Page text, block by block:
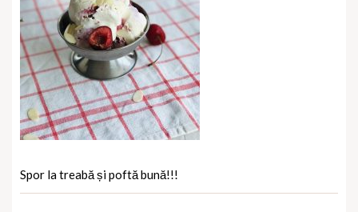
Spor la treabă și poftă bună!!!